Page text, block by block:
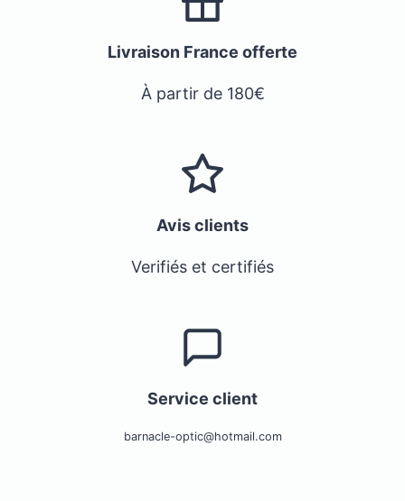
Livraison France offerte
À partir de 180€
Avis clients
Verifiés et certifiés
Service client
barnacle-optic@hotmail.com